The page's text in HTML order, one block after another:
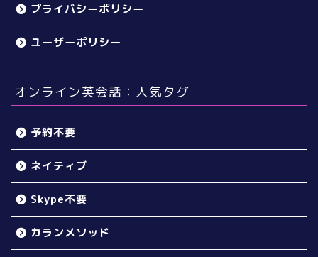
プライバシーポリシー
ユーザーポリシー
オンライン英会話：人気タグ
予約不要
ネイティブ
Skype不要
カランメソッド